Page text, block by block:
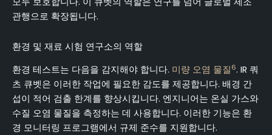
관행으로 확장됩니다.
환경 및 재료 시험 연구소의 역할
환경 테스트는 다음을 감지해야 합니다. 미량 오염 물질 6. IR 쿼
츠 큐벳은 이러한 작업에 필요한 감도를 제공합니다. 배경 간
섭이 적어 검출 한계를 향상시킵니다. 엔지니어는 온실 가스와
수질 오염 물질을 측정하는 데 사용합니다. 이러한 기능은 환
경 모니터링 프로그램에서 규제 준수를 지원합니다.